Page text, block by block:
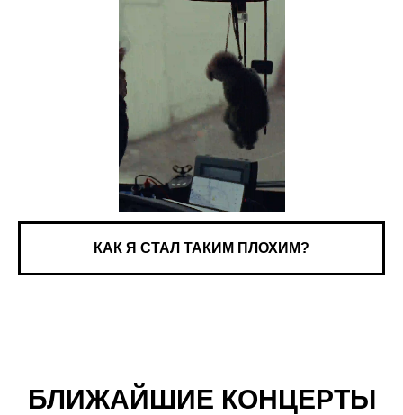
КАК Я СТАЛ ТАКИМ ПЛОХИМ?
БЛИЖАЙШИЕ КОНЦЕРТЫ